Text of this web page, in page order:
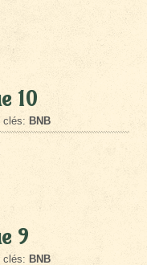
10
clés: BNB
9
clés: BNB